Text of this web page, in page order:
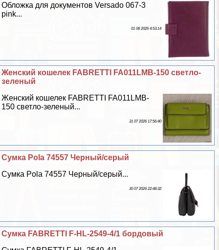
Обложка для документов Versado 067-3
pink...
01 08 2026 4:53:14
Женский кошелек FABRETTI FA011LMB-150 светло-
зеленый
Женский кошелек FABRETTI FA011LMB-
150 светло-зеленый...
31 07 2026 17:56:40
Сумка Pola 74557 Черный/серый
Сумка Pola 74557 Черный/серый...
30 07 2026 22:48:32
Сумка FABRETTI F-HL-2549-4/1 бордовый